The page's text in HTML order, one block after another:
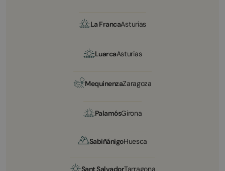
La FrancaAsturias
LuarcaAsturias
MequinenzaZaragoza
PalamósGirona
SabiñánigoHuesca
Sant SalvadorTarragona